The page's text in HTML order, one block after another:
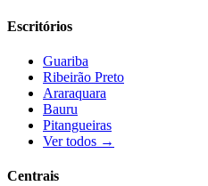
Escritórios
Guariba
Ribeirão Preto
Araraquara
Bauru
Pitangueiras
Ver todos →
Centrais